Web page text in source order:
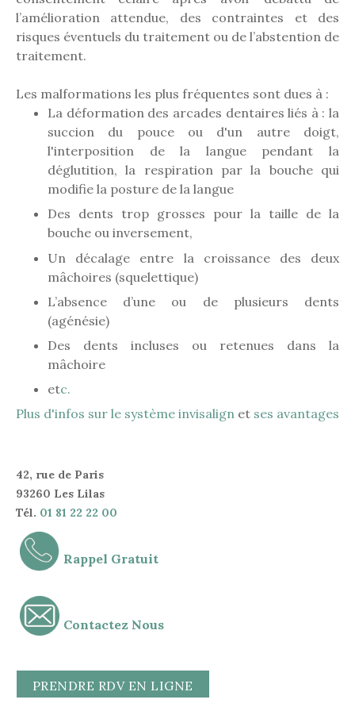
l’amélioration attendue, des contraintes et des
risques éventuels du traitement ou de l’abstention de
traitement.
Les malformations les plus fréquentes sont dues à :
La déformation des arcades dentaires liés à : la
succion du pouce ou d'un autre doigt,
l'interposition de la langue pendant la
déglutition, la respiration par la bouche qui
modifie la posture de la langue
Des dents trop grosses pour la taille de la
bouche ou inversement,
Un décalage entre la croissance des deux
mâchoires (squelettique)
L’absence d’une ou de plusieurs dents
(agénésie)
Des dents incluses ou retenues dans la
mâchoire
etc.
Plus d'infos sur le système invisalign et ses avantages
42, rue de Paris
93260 Les Lilas
Tél. 01 81 22 22 00
Rappel Gratuit
Contactez Nous
PRENDRE RDV EN LIGNE